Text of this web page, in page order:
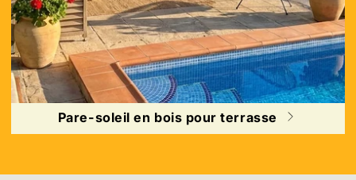
Pare-soleil en bois pour terrasse